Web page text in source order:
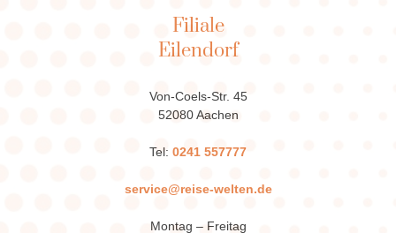
Filiale
Eilendorf
Von-Coels-Str. 45
52080 Aachen
Tel: 0241 557777
service@reise-welten.de
Montag – Freitag